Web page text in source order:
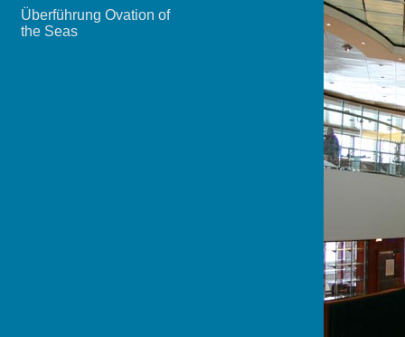
Überführung Ovation of
the Seas